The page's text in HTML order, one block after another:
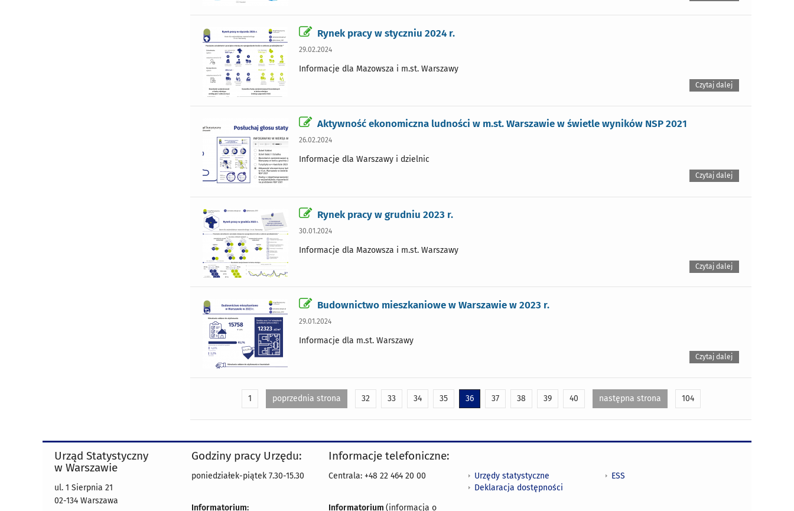
Rynek pracy w styczniu 2024 r.
29.02.2024
Informacje dla Mazowsza i m.st. Warszawy
Czytaj dalej
Aktywność ekonomiczna ludności w m.st. Warszawie w świetle wyników NSP 2021
26.02.2024
Informacje dla Warszawy i dzielnic
Czytaj dalej
Rynek pracy w grudniu 2023 r.
30.01.2024
Informacje dla Mazowsza i m.st. Warszawy
Czytaj dalej
Budownictwo mieszkaniowe w Warszawie w 2023 r.
29.01.2024
Informacje dla m.st. Warszawy
Czytaj dalej
1 poprzednia strona 32 33 34 35 36 37 38 39 40 następna strona 104
Urząd Statystyczny
w Warszawie
ul. 1 Sierpnia 21
02-134 Warszawa
Godziny pracy Urzędu:
poniedziałek-piątek 7.30-15.30
Informatorium:
Informacje telefoniczne:
Centrala: +48 22 464 20 00
Informatorium (informacja o
Urzędy statystyczne
Deklaracja dostępności
ESS